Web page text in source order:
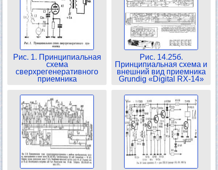
Рис. 1. Принципиальная
схема
сверхрегенеративного
приемника
Рис. 14.25б.
Принципиальная схема и
внешний вид приемника
Grundig «Digital RX-14»